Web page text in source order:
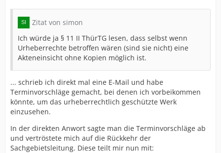
Zitat von simon
Ich würde ja § 11 II ThürTG lesen, dass selbst wenn
Urheberrechte betroffen wären (sind sie nicht) eine
Akteneinsicht ohne Kopien möglich ist.
... schrieb ich direkt mal eine E-Mail und habe
Terminvorschläge gemacht, bei denen ich vorbeikommen
könnte, um das urheberrechtlich geschützte Werk
einzusehen.
In der direkten Anwort sagte man die Terminvorschläge ab
und vertröstete mich auf die Rückkehr der
Sachgebietsleitung. Diese teilt mir nun mit: